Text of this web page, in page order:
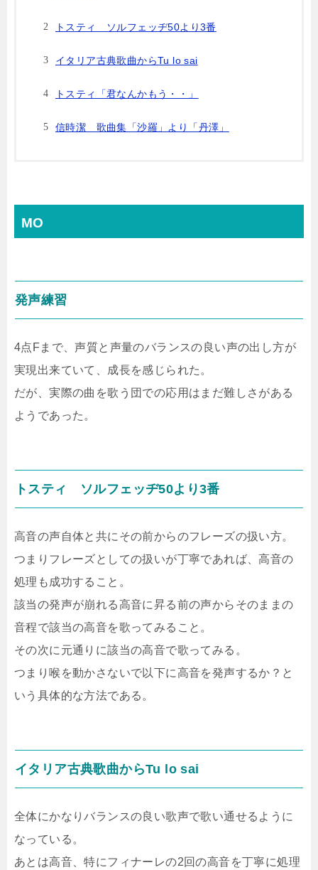
トスティ ソルフェッヂ50より3番
イタリア古典歌曲からTu lo sai
トスティ「君なんかもう・・」
信時潔 歌曲集「沙羅」より「丹澤」
MO
発声練習
4点Fまで、声質と声量のバランスの良い声の出し方が
実現出来ていて、成長を感じられた。
だが、実際の曲を歌う団での応用はまだ難しさがある
ようであった。
トスティ ソルフェッヂ50より3番
高音の声自体と共にその前からのフレーズの扱い方。
つまりフレーズとしての扱いが丁寧であれば、高音の
処理も成功すること。
該当の発声が崩れる高音に昇る前の声からそのままの
音程で該当の高音を歌ってみること。
その次に元通りに該当の高音で歌ってみる。
つまり喉を動かさないで以下に高音を発声するか？と
いう具体的な方法である。
イタリア古典歌曲からTu lo sai
全体にかなりバランスの良い歌声で歌い通せるように
なっている。
あとは高音、特にフィナーレの2回の高音を丁寧に処理